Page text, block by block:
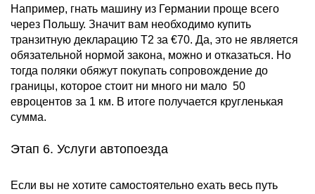
Например, гнать машину из Германии проще всего
через Польшу. Значит вам необходимо купить
транзитную декларацию Т2 за €70. Да, это не является
обязательной нормой закона, можно и отказаться. Но
тогда поляки обяжут покупать сопровождение до
границы, которое стоит ни много ни мало 50
евроцентов за 1 км. В итоге получается кругленькая
сумма.
Этап 6. Услуги автопоезда
Если вы не хотите самостоятельно ехать весь путь